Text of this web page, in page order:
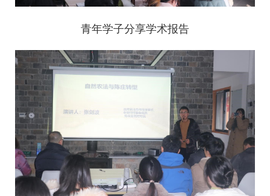
青年学子分享学术报告